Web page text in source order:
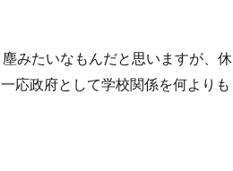
みたいなもんだと思いますが、休
応政府として学校関係を何よりも